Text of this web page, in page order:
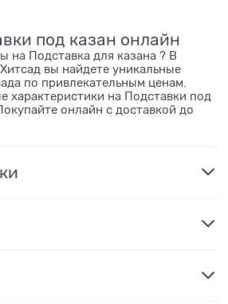
под казан онлайн
на Подставка для казана ? В
вы найдете уникальные
по привлекательным ценам.
характеристики на Подставки под
онлайн с доставкой до